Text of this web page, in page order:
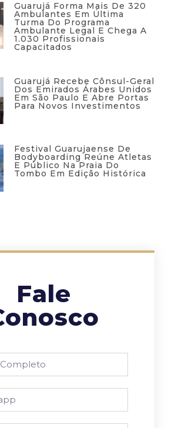
Guarujá Forma Mais De 320
Ambulantes Em Última
Turma Do Programa
Ambulante Legal E Chega A
1.030 Profissionais
Capacitados
Guarujá Recebe Cônsul-Geral
Dos Emirados Árabes Unidos
Em São Paulo E Abre Portas
Para Novos Investimentos
Festival Guarujaense De
Bodyboarding Reúne Atletas
E Público Na Praia Do
Tombo Em Edição Histórica
Fale